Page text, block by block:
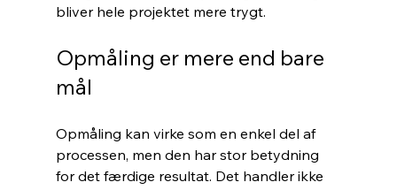
bliver hele projektet mere trygt.
Opmåling er mere end bare
mål
Opmåling kan virke som en enkel del af
processen, men den har stor betydning
for det færdige resultat. Det handler ikke